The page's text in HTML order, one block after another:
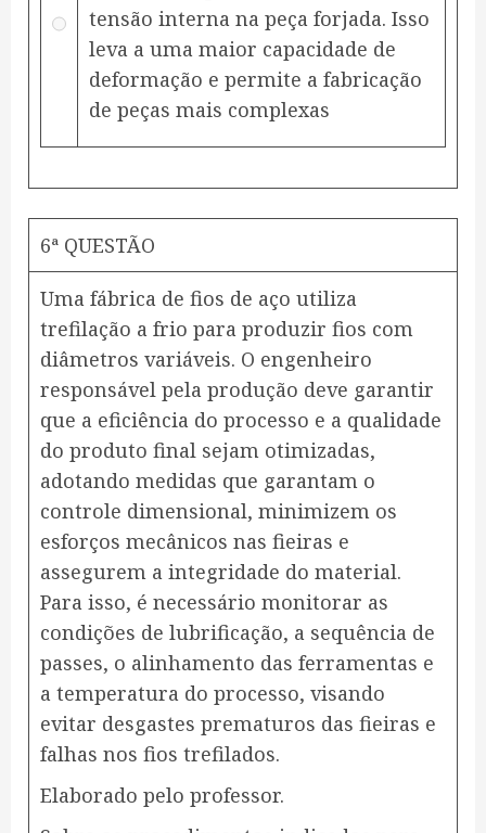
tensão interna na peça forjada. Isso
leva a uma maior capacidade de
deformação e permite a fabricação
de peças mais complexas
6ª QUESTÃO
Uma fábrica de fios de aço utiliza
trefilação a frio para produzir fios com
diâmetros variáveis. O engenheiro
responsável pela produção deve garantir
que a eficiência do processo e a qualidade
do produto final sejam otimizadas,
adotando medidas que garantam o
controle dimensional, minimizem os
esforços mecânicos nas fieiras e
assegurem a integridade do material.
Para isso, é necessário monitorar as
condições de lubrificação, a sequência de
passes, o alinhamento das ferramentas e
a temperatura do processo, visando
evitar desgastes prematuros das fieiras e
falhas nos fios trefilados.​
Elaborado pelo professor.